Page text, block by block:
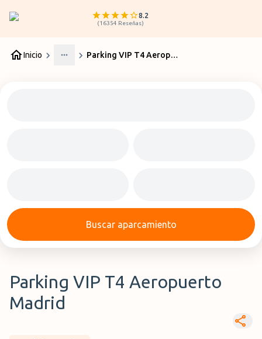
8.2
(16354 Reseñas)
Inicio
More
Parking VIP T4 Aeropuerto Madrid
Buscar aparcamiento
Parking VIP T4 Aeropuerto
Madrid